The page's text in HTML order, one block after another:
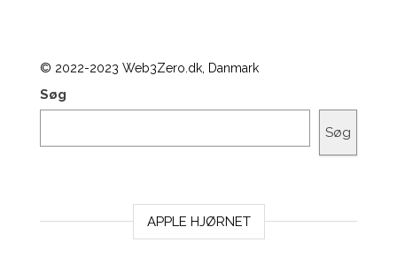
© 2022-2023 Web3Zero.dk, Danmark
Søg
Søg
APPLE HJØRNET